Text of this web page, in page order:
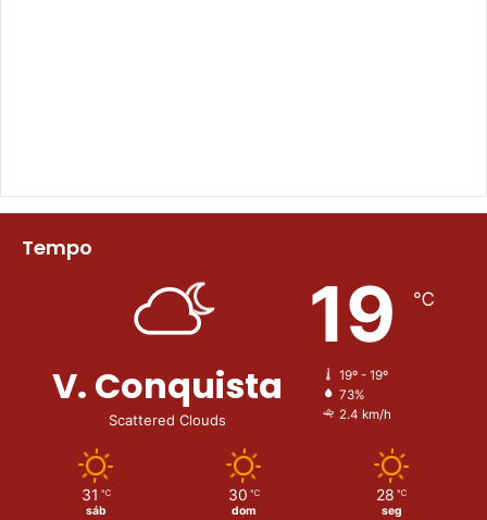
Tempo
V. Conquista
Scattered Clouds
19 ℃
19º - 19º
73%
2.4 km/h
31 ℃
sáb
30 ℃
dom
28 ℃
seg